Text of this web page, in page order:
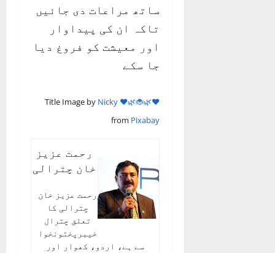
ساتھ مراعات دی جائیں
تاکہ ان کی پیداوار
اور معیشت کو فروغ دیا
جا سکے
Title Image by Nicky ❤️🌿🐞🌿❤️
from Pixabay
رحمت عزیز
خان چترالی
رحمت عزیز خان
چترالی کا
تعلق چترال
خیبرپختونخوا
سے ہے، اردو، کھوار اور